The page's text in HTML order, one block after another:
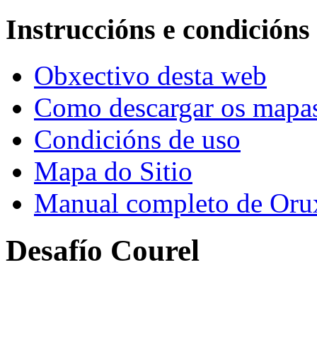
Instruccións e condicións
Obxectivo desta web
Como descargar os
Condicións de uso
Mapa do Sitio
Manual completo de
Desafío Courel